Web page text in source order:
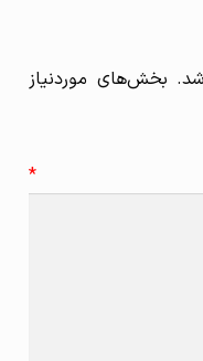
بخش‌های موردنیاز
*